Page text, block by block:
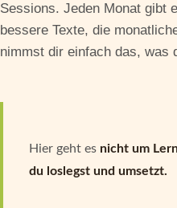
Sessions. Jeden Monat gibt
bessere Texte, die
nimmst dir einfach das, was
Hier geht es nicht um
du loslegst und umsetzt.